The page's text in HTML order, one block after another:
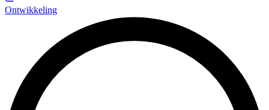
Ontwikkeling